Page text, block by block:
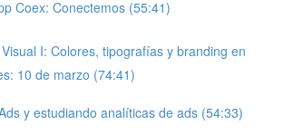
Coex: Conectemos (55:41)
I: Colores, tipografías y branding en
10 de marzo (74:41)
y estudiando analíticas de ads (54:33)